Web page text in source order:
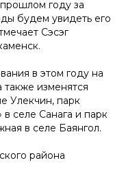
году за
будем увидеть его
Сэсэг
в этом году на
изменятся
Улекчин, парк
в селе Санага и парк
в селе Баянгол.
района